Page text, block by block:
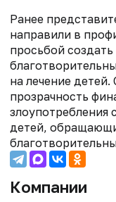
Ранее
направили в
просьбой
на лечение
прозрачность
злоупотребления
детей,
Компании